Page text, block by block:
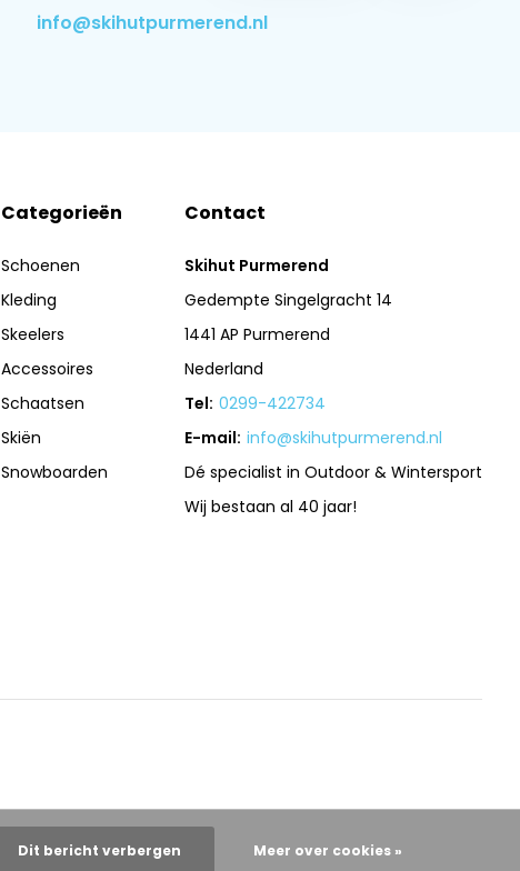
info@skihutpurmerend.nl
Categorieën
Schoenen
Kleding
Skeelers
Accessoires
Schaatsen
Skiën
Snowboarden
Contact
Skihut Purmerend
Gedempte Singelgracht 14
1441 AP Purmerend
Nederland
Tel: 0299-422734
E-mail: info@skihutpurmerend.nl
Dé specialist in Outdoor & Wintersport
Wij bestaan al 40 jaar!
Dit bericht verbergen Meer over cookies »